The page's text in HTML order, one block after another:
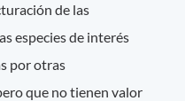
de las
especies de interés
por otras
que no tienen valor